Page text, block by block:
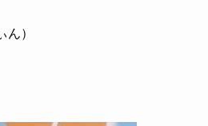
ん）